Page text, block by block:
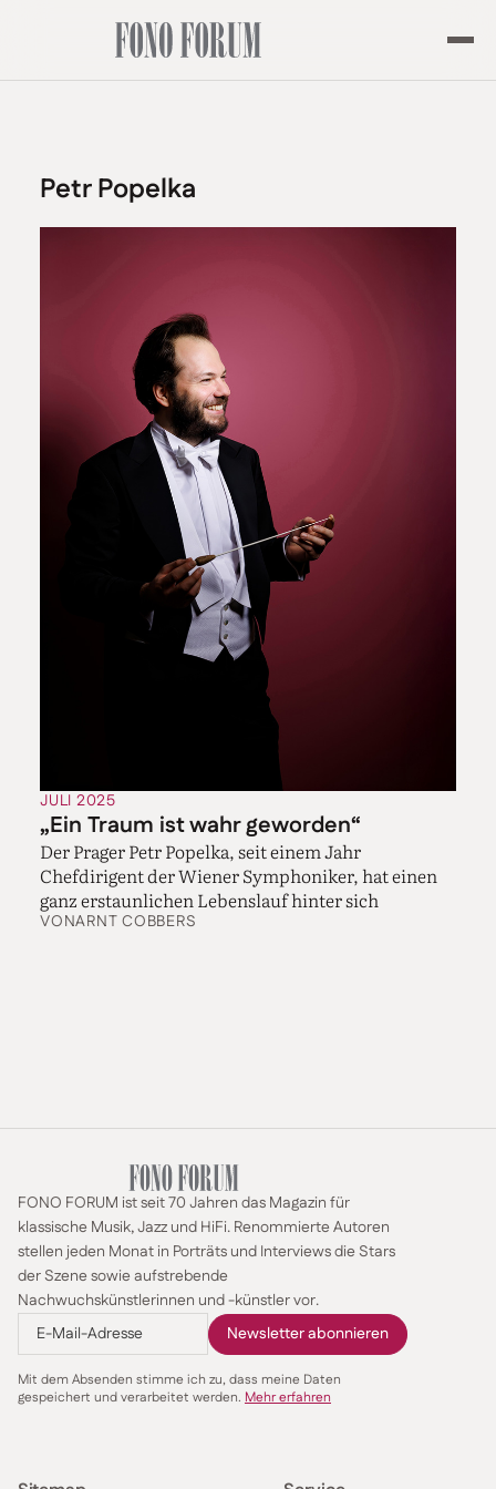
Petr Popelka
JULI 2025
„Ein Traum ist wahr geworden“
Der Prager Petr Popelka, seit einem Jahr
Chefdirigent der Wiener Symphoniker, hat einen
ganz erstaunlichen Lebenslauf hinter sich
VONARNT COBBERS
FONO FORUM ist seit 70 Jahren das Magazin für
klassische Musik, Jazz und HiFi. Renommierte Autoren
stellen jeden Monat in Porträts und Interviews die Stars
der Szene sowie aufstrebende
Nachwuchskünstlerinnen und -künstler vor.
Mit dem Absenden stimme ich zu, dass meine Daten
gespeichert und verarbeitet werden. Mehr erfahren